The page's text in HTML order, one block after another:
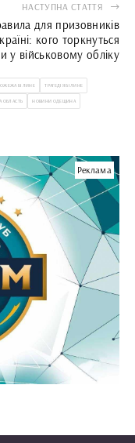
НАСТУПНА СТАТТЯ
для призовників
кого торкнуться
у військовому обліку
БІЛИНЕ ТРАГЕДІЯ БІЛИНЕ
ОБЛАСТЬ НОВИНИ ОДЕЩИНА
Реклама